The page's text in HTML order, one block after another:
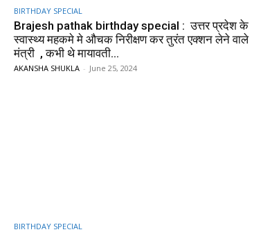
BIRTHDAY SPECIAL
Brajesh pathak birthday special : उत्तर प्रदेश के
स्वास्थ्य महकमे मे औचक निरीक्षण कर तुरंत एक्शन लेने वाले
मंत्री , कभी थे मायावती...
AKANSHA SHUKLA - June 25, 2024
BIRTHDAY SPECIAL